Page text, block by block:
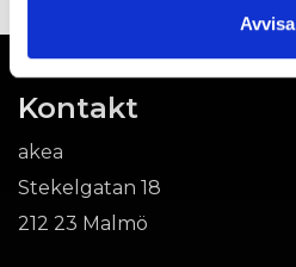
Avvisa
Kontakt
akea
Stekelgatan 18
212 23 Malmö